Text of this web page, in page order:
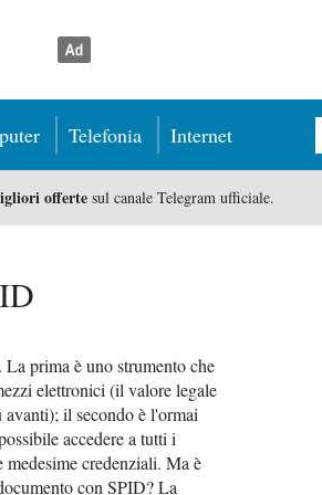
Telefonia Internet
offertesul canale Telegram ufficiale.
. La prima è uno strumento che
elettronici (il valore legale
il secondo è l'ormai
accedere a tutti i
credenziali. Ma è
con SPID? La